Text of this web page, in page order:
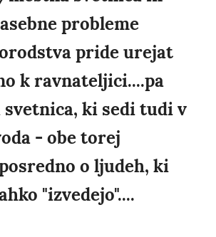
probleme
pride urejat
k ravnateljici....pa
ki sedi tudi v
- obe torej
o ljudeh, ki
"izvedejo"....